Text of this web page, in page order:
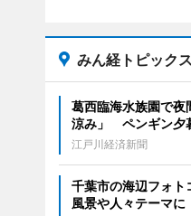
みん経トピックス
葛西臨海水族園で夜
涼み」 ペンギン夕
江戸川経済新聞
千葉市の海辺フォ
風景や人々テーマに